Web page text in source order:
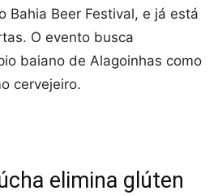
Bahia Beer Festival, e já está
O evento busca
baiano de Alagoinhas como
cervejeiro.
elimina glúten